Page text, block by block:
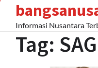
contentInformasi Nusantara
Tag: